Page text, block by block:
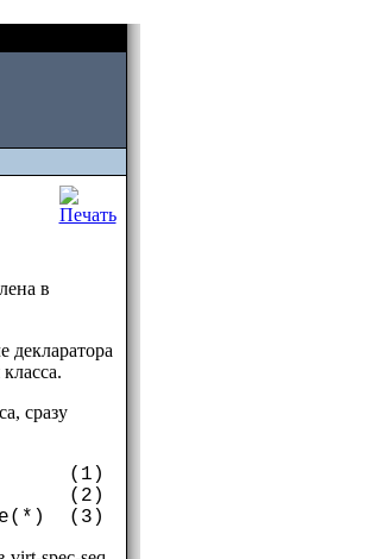
в
декларатора
сразу
(1)
(2)
(3)